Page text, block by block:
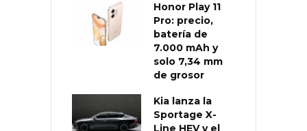
Honor Play 11
Pro: precio,
batería de
7.000 mAh y
solo 7,34 mm
de grosor
Kia lanza la
Sportage X-
Line HEV y el